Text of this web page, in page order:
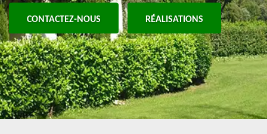
CONTACTEZ-NOUS RÉALISATIONS